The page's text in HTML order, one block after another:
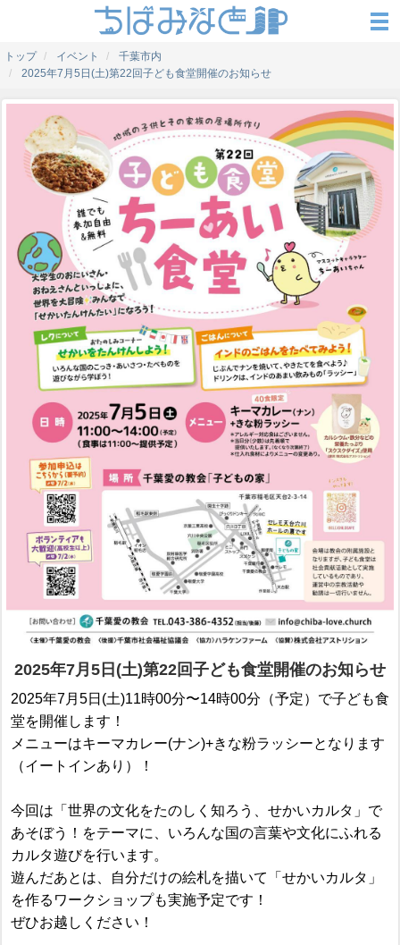
トップ イベント
千葉市内
2025年7月5日(土)第22回子ども食堂開催のお知らせ
2025年7月5日(土)第22回子ども食堂開催のお知らせ
2025年7月5日(土)11時00分〜14時00分（予定）で子ども食
堂を開催します！
メニューはキーマカレー(ナン)+きな粉ラッシーとなります
（イートインあり）！
今回は「世界の文化をたのしく知ろう、せかいカルタ」で
あそぼう！をテーマに、いろんな国の言葉や文化にふれる
カルタ遊びを行います。
遊んだあとは、自分だけの絵札を描いて「せかいカルタ」
を作るワークショップも実施予定です！
ぜひお越しください！